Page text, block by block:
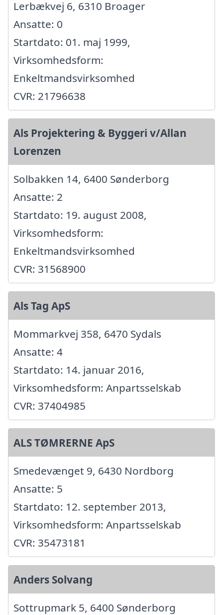
Lerbækvej 6, 6310 Broager
Ansatte: 0
Startdato: 01. maj 1999,
Virksomhedsform:
Enkeltmandsvirksomhed
CVR: 21796638
Als Projektering & Byggeri v/Allan
Lorenzen
Solbakken 14, 6400 Sønderborg
Ansatte: 2
Startdato: 19. august 2008,
Virksomhedsform:
Enkeltmandsvirksomhed
CVR: 31568900
Als Tag ApS
Mommarkvej 358, 6470 Sydals
Ansatte: 4
Startdato: 14. januar 2016,
Virksomhedsform: Anpartsselskab
CVR: 37404985
ALS TØMRERNE ApS
Smedevænget 9, 6430 Nordborg
Ansatte: 5
Startdato: 12. september 2013,
Virksomhedsform: Anpartsselskab
CVR: 35473181
Anders Solvang
Sottrupmark 5, 6400 Sønderborg